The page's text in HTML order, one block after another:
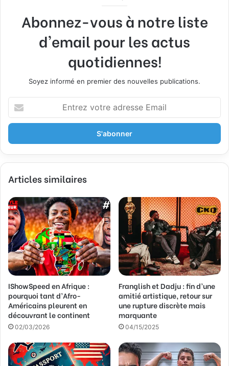
Abonnez-vous à notre liste
d'email pour les actus
quotidiennes!
Soyez informé en premier des nouvelles publications.
t
e
z
o
r
e
a
d
r
e
s
s
e
E
m
a
i
Articles similaires
IShowSpeed en Afrique :
pourquoi tant d’Afro-
Américains pleurent en
découvrant le continent
02/03/2026
Franglish et Dadju : fin d’une
amitié artistique, retour sur
une rupture discrète mais
marquante
04/15/2025